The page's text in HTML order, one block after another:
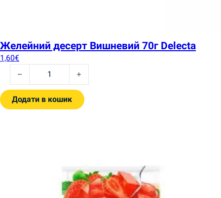
Желейний десерт Вишневий 70г Delecta
1,60€
Желейний десерт Вишневий 70г Delecta quantity
Додати в кошик